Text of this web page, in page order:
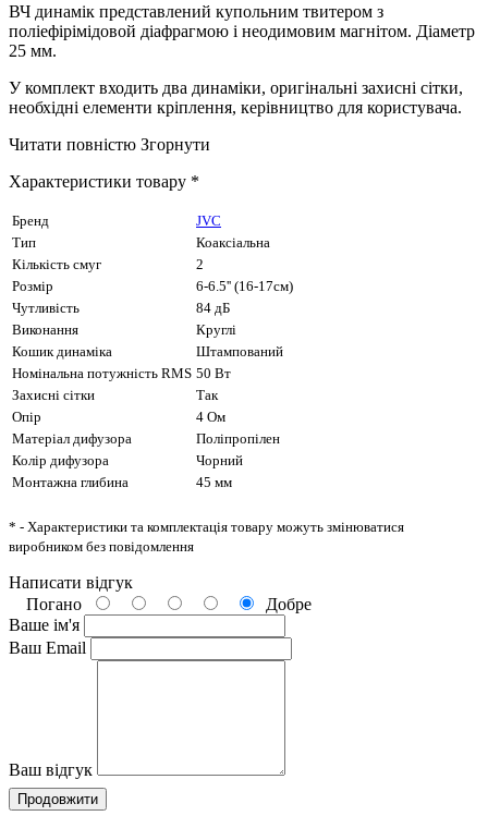
ВЧ динамік представлений купольним твитером з
поліефірімідовой діафрагмою і неодимовим магнітом. Діаметр
25 мм.
У комплект входить два динаміки, оригінальні захисні сітки,
необхідні елементи кріплення, керівництво для користувача.
Читати повністю Згорнути
Характеристики товару *
Бренд
JVC
Тип
Коаксіальна
Кількість смуг
2
Розмір
6-6.5'' (16-17см)
Чутливість
84 дБ
Виконання
Круглі
Кошик динаміка
Штампований
Номінальна потужність RMS 50 Вт
Захисні сітки
Так
Опір
4 Ом
Матеріал дифузора
Поліпропілен
Колір дифузора
Чорний
Монтажна глибина
45 мм
* - Характеристики та комплектація товару можуть змінюватися
виробником без повідомлення
Написати відгук
Погано
Добре
Ваше ім'я
Ваш Email
Ваш відгук
Продовжити